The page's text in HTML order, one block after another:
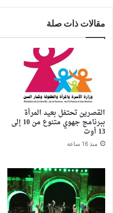
مقالات ذات صلة
القصرين تحتفل بعيد المرأة
ببرنامج جهوي متنوع من 10 إلى
13 أوت
منذ 16 ساعة